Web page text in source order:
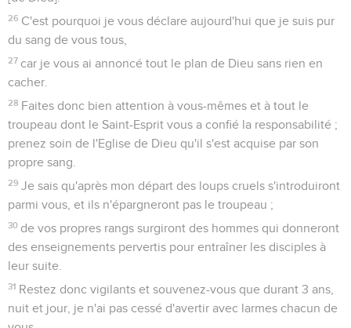
26 C'est pourquoi je vous déclare aujourd'hui que je suis pur
du sang de vous tous,
27 car je vous ai annoncé tout le plan de Dieu sans rien en
cacher.
28 Faites donc bien attention à vous-mêmes et à tout le
troupeau dont le Saint-Esprit vous a confié la responsabilité ;
prenez soin de l'Eglise de Dieu qu'il s'est acquise par son
propre sang.
29 Je sais qu'après mon départ des loups cruels s'introduiront
parmi vous, et ils n'épargneront pas le troupeau ;
30 de vos propres rangs surgiront des hommes qui donneront
des enseignements pervertis pour entraîner les disciples à
leur suite.
31 Restez donc vigilants et souvenez-vous que durant 3 ans,
nuit et jour, je n'ai pas cessé d'avertir avec larmes chacun de